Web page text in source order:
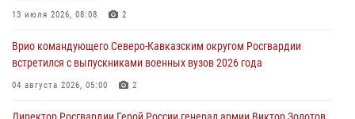
Росгвардейцы провели патриотическое занятие для детей на
08 августа 2026, 14:10 3
В ЛНР росгвардейцы провели тренировку по единоборствам для
13 июля 2026, 08:08 2
Врио командующего Северо-Кавказским округом Росгвардии
встретился с выпускниками военных вузов 2026 года
04 августа 2026, 05:00 2